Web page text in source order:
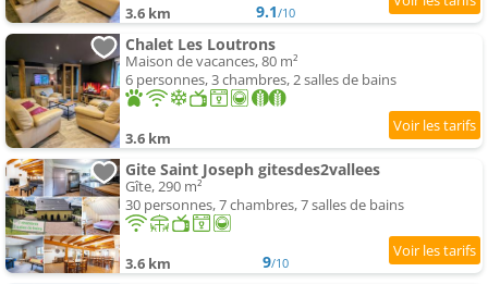
3.6 km 9.1/10
Chalet Les Loutrons
Maison de vacances, 80 m²
6 personnes, 3 chambres, 2 salles de bains
3.6 km
Gite Saint Joseph gitesdes2vallees
Gîte, 290 m²
30 personnes, 7 chambres, 7 salles de bains
3.6 km 9/10